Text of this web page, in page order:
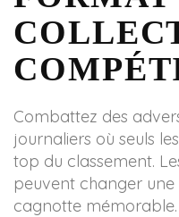
Combattez des
journaliers où seuls
top du classement.
peuvent changer
cagnotte mémorable.